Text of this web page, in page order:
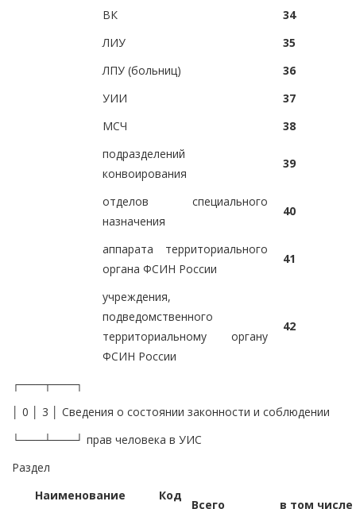
ВК
34
ЛИУ
35
ЛПУ (больниц)
36
УИИ
37
МСЧ
38
подразделений
конвоирования
39
отделов специального
назначения
40
аппарата территориального
органа ФСИН России
41
учреждения,
подведомственного
территориальному органу
ФСИН России
42
┌───┬───┐
│ 0 │ 3 │ Сведения о состоянии законности и соблюдении
└───┴───┘ прав человека в УИС
Раздел
Наименование
Код
Всего в том числе